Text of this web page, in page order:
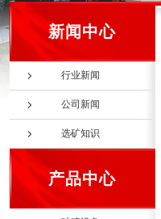
新闻中心
行业新闻
公司新闻
选矿知识
产品中心